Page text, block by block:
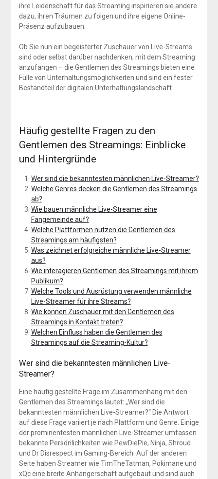
ihre Leidenschaft für das Streaming inspirieren sie andere
dazu, ihren Träumen zu folgen und ihre eigene Online-
Präsenz aufzubauen.
Ob Sie nun ein begeisterter Zuschauer von Live-Streams
sind oder selbst darüber nachdenken, mit dem Streaming
anzufangen – die Gentlemen des Streamings bieten eine
Fülle von Unterhaltungsmöglichkeiten und sind ein fester
Bestandteil der digitalen Unterhaltungslandschaft.
Häufig gestellte Fragen zu den
Gentlemen des Streamings: Einblicke
und Hintergründe
Wer sind die bekanntesten männlichen Live-Streamer?
Welche Genres decken die Gentlemen des Streamings
ab?
Wie bauen männliche Live-Streamer eine
Fangemeinde auf?
Welche Plattformen nutzen die Gentlemen des
Streamings am häufigsten?
Was zeichnet erfolgreiche männliche Live-Streamer
aus?
Wie interagieren Gentlemen des Streamings mit ihrem
Publikum?
Welche Tools und Ausrüstung verwenden männliche
Live-Streamer für ihre Streams?
Wie können Zuschauer mit den Gentlemen des
Streamings in Kontakt treten?
Welchen Einfluss haben die Gentlemen des
Streamings auf die Streaming-Kultur?
Wer sind die bekanntesten männlichen Live-
Streamer?
Eine häufig gestellte Frage im Zusammenhang mit den
Gentlemen des Streamings lautet: „Wer sind die
bekanntesten männlichen Live-Streamer?“ Die Antwort
auf diese Frage variiert je nach Plattform und Genre. Einige
der prominentesten männlichen Live-Streamer umfassen
bekannte Persönlichkeiten wie PewDiePie, Ninja, Shroud
und Dr Disrespect im Gaming-Bereich. Auf der anderen
Seite haben Streamer wie TimTheTatman, Pokimane und
xQc eine breite Anhängerschaft aufgebaut und sind auch